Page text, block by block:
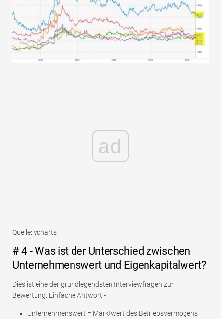
ad
Quelle: ycharts
# 4 - Was ist der Unterschied zwischen
Unternehmenswert und Eigenkapitalwert?
Dies ist eine der grundlegendsten Interviewfragen zur
Bewertung. Einfache Antwort -
Unternehmenswert = Marktwert des Betriebsvermögens